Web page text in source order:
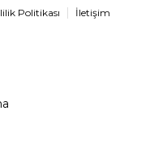
Politikası İletişim